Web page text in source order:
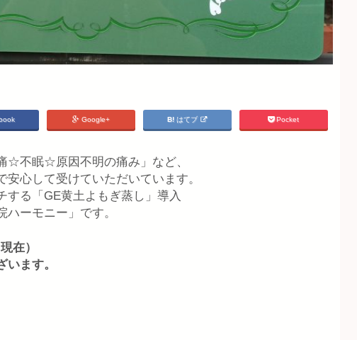
Google+ はてブ Pocket
☆不眠☆原因不明の痛み」など、
心して受けていただいています。
する「GE黄土よもぎ蒸し」導入
ーモニー」です。
在）
ます。